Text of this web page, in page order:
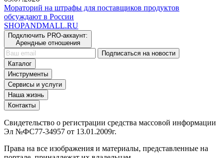
Мораторий на штрафы для поставщиков продуктов
обсуждают в России
SHOPANDMALL.RU
Подключить PRO-аккаунт:
Арендные отношения
Подписаться на новости
Каталог
Инструменты
Сервисы и услуги
Наша жизнь
Контакты
Свидетельство о регистрации средства массовой информации
Эл №ФС77-34957 от 13.01.2009г.
Права на все изображения и материалы, представленные на